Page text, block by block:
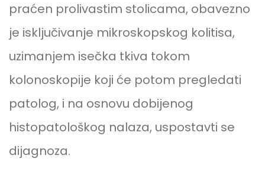
praćen prolivastim stolicama, obavezno
je isključivanje mikroskopskog kolitisa,
uzimanjem isečka tkiva tokom
kolonoskopije koji će potom pregledati
patolog, i na osnovu dobijenog
histopatološkog nalaza, uspostavti se
dijagnoza.